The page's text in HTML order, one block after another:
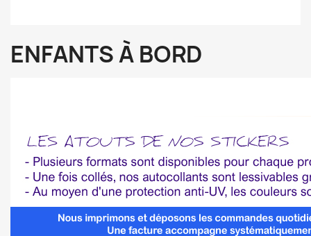
ENFANTS À BORD